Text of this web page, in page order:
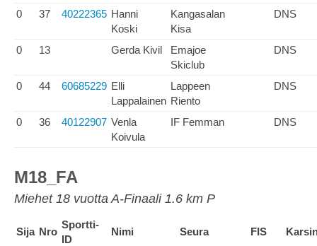
0 37 40222365 Hanni
Koski
Kangasalan
Kisa
DNS
0 13 Gerda Kivil
Emajoe
Skiclub
DNS
0 44 60685229 Elli
Lappalainen
Lappeen
Riento
DNS
0 36 40122907 Venla
Koivula
IF Femman DNS
M18_FA
Miehet 18 vuotta A-Finaali 1.6 km P
Sija Nro
Sportti-
ID
Nimi Seura FIS